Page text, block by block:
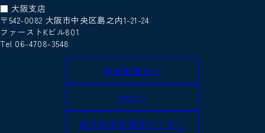
■ 大阪支店
〒542-0082 大阪市中央区島之内1-21-24
ファーストKビル801
Tel 06-4708-3548
恒栄監査法人
MMPG
地方公会計研究センター